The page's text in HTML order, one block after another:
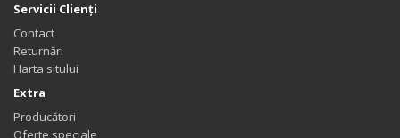
Servicii Clienţi
Contact
Returnări
Harta sitului
Extra
Producători
Oferte speciale